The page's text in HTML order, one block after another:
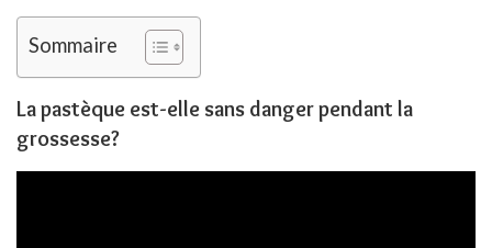
Sommaire
La pastèque est-elle sans danger pendant la
grossesse?